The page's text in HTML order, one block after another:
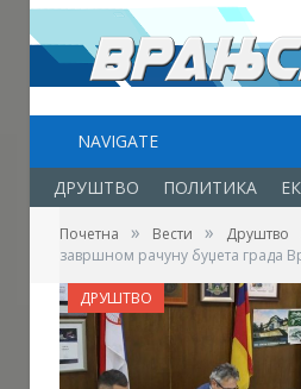
NAVIGATE
ДРУШТВО ПОЛИТИКА
Почетна » Вести » Друштво
завршном рачуну буџета града
ДРУШТВО